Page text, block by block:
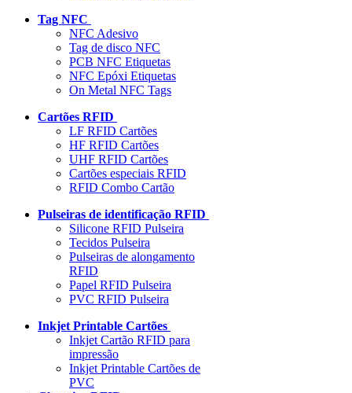
Tag NFC
NFC Adesivo
Tag de disco NFC
PCB NFC Etiquetas
NFC Epóxi Etiquetas
On Metal NFC Tags
Cartões RFID
LF RFID Cartões
HF RFID Cartões
UHF RFID Cartões
Cartões especiais RFID
RFID Combo Cartão
Pulseiras de identificação RFID
Silicone RFID Pulseira
Tecidos Pulseira
Pulseiras de alongamento
RFID
Papel RFID Pulseira
PVC RFID Pulseira
Inkjet Printable Cartões
Inkjet Cartão RFID para
impressão
Inkjet Printable Cartões de
PVC